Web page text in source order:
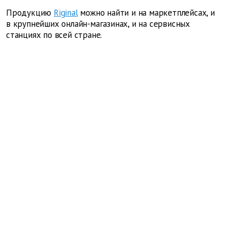
Продукцию Riginalможно найти и на маркетплейсах, и
в крупнейших онлайн-магазинах, и на сервисных
станциях по всей стране.